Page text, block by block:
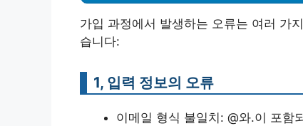
가입 과정에서 발생하는 오류는 여러 가
습니다:
1, 입력 정보의 오류
이메일 형식 불일치: @와.이 포함